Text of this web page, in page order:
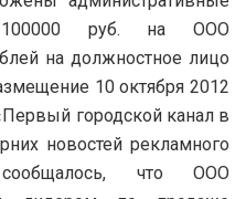
руб. на ООО
на должностное лицо
10 октября 2012
городской канал в
новостей рекламного
что ООО